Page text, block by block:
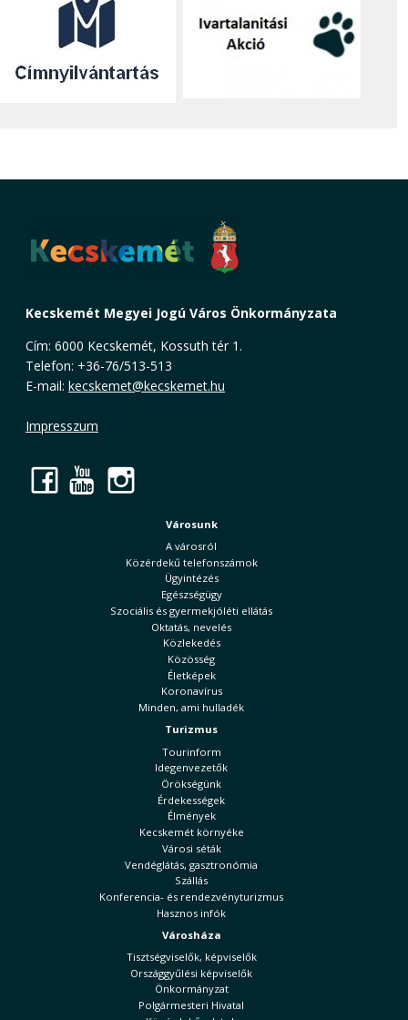
Kecskemét Megyei Jogú Város Önkormányzata
Cím: 6000 Kecskemét, Kossuth tér 1.
Telefon: +36-76/513-513
E-mail: kecskemet@kecskemet.hu
Impresszum
Facebook
YouTube
Városunk
A városról
Közérdekű telefonszámok
Ügyintézés
Egészségügy
Szociális és gyermekjóléti ellátás
Oktatás, nevelés
Közlekedés
Közösség
Életképek
Koronavírus
Minden, ami hulladék
Turizmus
Tourinform
Idegenvezetők
Örökségünk
Érdekességek
Élmények
Kecskemét környéke
Városi séták
Vendéglátás, gasztronómia
Szállás
Konferencia- és rendezvényturizmus
Hasznos infók
Városháza
Tisztségviselők, képviselők
Országgyűlési képviselők
Önkormányzat
Polgármesteri Hivatal